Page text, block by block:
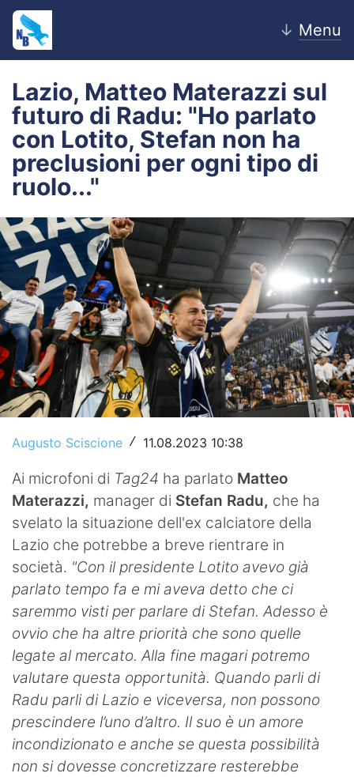
↓ Menu
Home
News
Editoriale
Pagelle
Settore Giovanile
Lazio Women
Calciomercato
Video
Lazio, Matteo Materazzi sul
futuro di Radu: "Ho parlato
con Lotito, Stefan non ha
preclusioni per ogni tipo di
ruolo..."
Augusto Sciscione / 11.08.2023 10:38
Ai microfoni di Tag24 ha parlato Matteo
Materazzi, manager di Stefan Radu, che ha
svelato la situazione dell'ex calciatore della
Lazio che potrebbe a breve rientrare in
società. "Con il presidente Lotito avevo già
parlato tempo fa e mi aveva detto che ci
saremmo visti per parlare di Stefan. Adesso è
ovvio che ha altre priorità che sono quelle
legate al mercato. Alla fine magari potremo
valutare questa opportunità. Quando parli di
Radu parli di Lazio e viceversa, non possono
prescindere l’uno d’altro. Il suo è un amore
incondizionato e anche se questa possibilità
non si dovesse concretizzare resterebbe